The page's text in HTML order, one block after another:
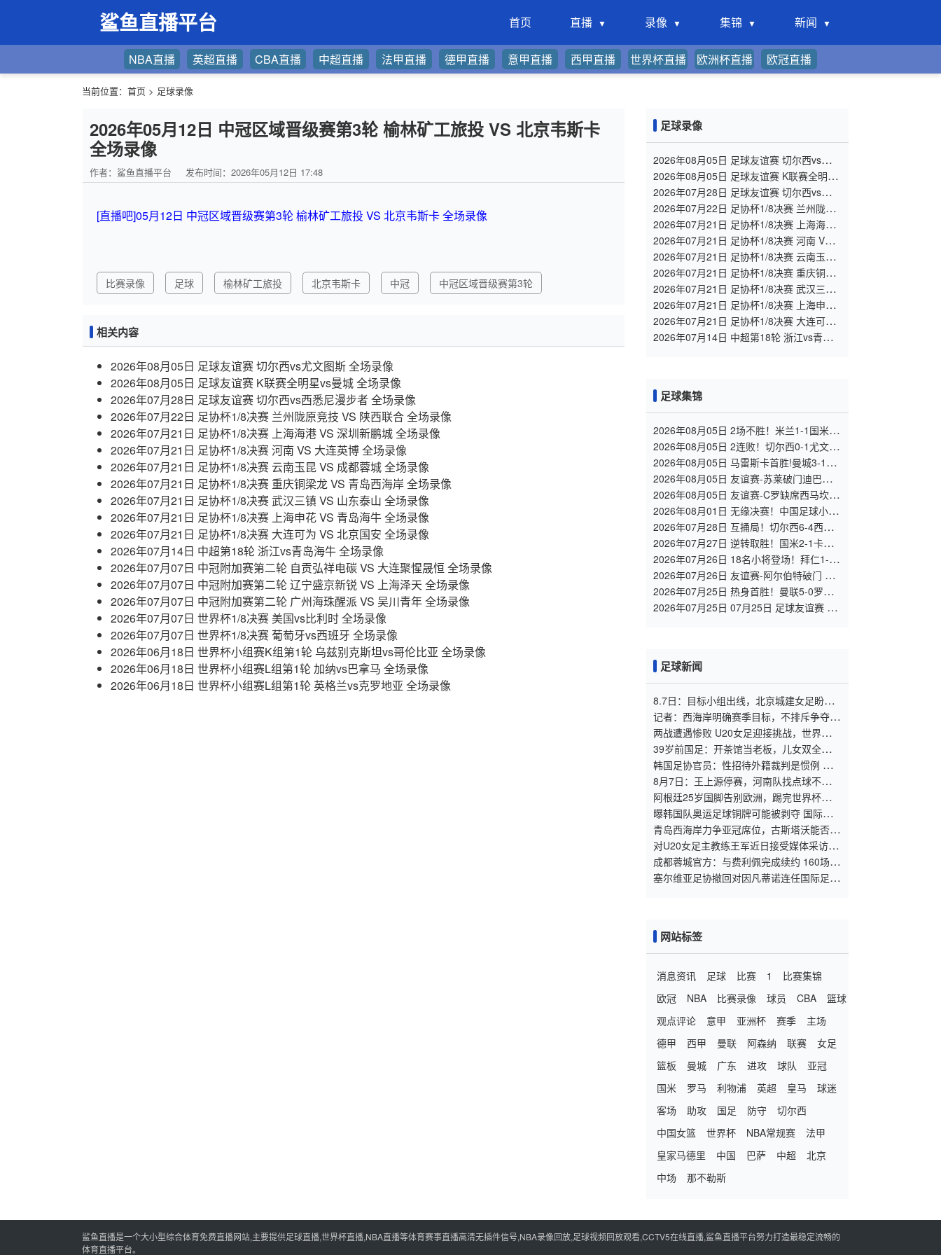
鲨鱼直播平台 首页 直播 录像 集锦 新闻
NBA直播 英超直播 CBA直播 中超直播 法甲直播 德甲直播 意甲直播 西甲直播 世界杯直播 欧洲杯直播 欧冠直播
当前位置： 首页 > 足球录像
2026年05月12日 中冠区域晋级赛第3轮 榆林矿工旅投 VS 北京韦斯卡
全场录像
作者：鲨鱼直播平台 发布时间：2026年05月12日 17:48
[直播吧]05月12日 中冠区域晋级赛第3轮 榆林矿工旅投 VS 北京韦斯卡 全场录像
比赛录像 足球 榆林矿工旅投 北京韦斯卡 中冠 中冠区域晋级赛第3轮
相关内容
2026年08月05日 足球友谊赛 切尔西vs尤文图斯 全场录像
2026年08月05日 足球友谊赛 K联赛全明星vs曼城 全场录像
2026年07月28日 足球友谊赛 切尔西vs西悉尼漫步者 全场录像
2026年07月22日 足协杯1/8决赛 兰州陇原竞技 VS 陕西联合 全场录像
2026年07月21日 足协杯1/8决赛 上海海港 VS 深圳新鹏城 全场录像
2026年07月21日 足协杯1/8决赛 河南 VS 大连英博 全场录像
2026年07月21日 足协杯1/8决赛 云南玉昆 VS 成都蓉城 全场录像
2026年07月21日 足协杯1/8决赛 重庆铜梁龙 VS 青岛西海岸 全场录像
2026年07月21日 足协杯1/8决赛 武汉三镇 VS 山东泰山 全场录像
2026年07月21日 足协杯1/8决赛 上海申花 VS 青岛海牛 全场录像
2026年07月21日 足协杯1/8决赛 大连可为 VS 北京国安 全场录像
2026年07月14日 中超第18轮 浙江vs青岛海牛 全场录像
2026年07月07日 中冠附加赛第二轮 自贡弘祥电碳 VS 大连聚惺晟恒 全场录像
2026年07月07日 中冠附加赛第二轮 辽宁盛京新锐 VS 上海泽天 全场录像
2026年07月07日 中冠附加赛第二轮 广州海珠醒派 VS 吴川青年 全场录像
2026年07月07日 世界杯1/8决赛 美国vs比利时 全场录像
2026年07月07日 世界杯1/8决赛 葡萄牙vs西班牙 全场录像
2026年06月18日 世界杯小组赛K组第1轮 乌兹别克斯坦vs哥伦比亚 全场录像
2026年06月18日 世界杯小组赛L组第1轮 加纳vs巴拿马 全场录像
2026年06月18日 世界杯小组赛L组第1轮 英格兰vs克罗地亚 全场录像
足球录像
2026年08月05日 足球友谊赛 切尔西vs尤文
图斯 全场录像
2026年08月05日 足球友谊赛 K联赛全明星
vs曼城 全场录像
2026年07月28日 足球友谊赛 切尔西vs西悉
尼漫步者 全场录像
2026年07月22日 足协杯1/8决赛 兰州陇原
竞技 VS 陕西联合 全场录像
2026年07月21日 足协杯1/8决赛 上海海港
VS 深圳新鹏城 全场录像
2026年07月21日 足协杯1/8决赛 河南 VS
大连英博 全场录像
2026年07月21日 足协杯1/8决赛 云南玉昆
VS 成都蓉城 全场录像
2026年07月21日 足协杯1/8决赛 重庆铜梁
龙 VS 青岛西海岸 全场录像
2026年07月21日 足协杯1/8决赛 武汉三镇
VS 山东泰山 全场录像
2026年07月21日 足协杯1/8决赛 上海申花
VS 青岛海牛 全场录像
2026年07月21日 足协杯1/8决赛 大连可为
VS 北京国安 全场录像
2026年07月14日 中超第18轮 浙江vs青岛
足球集锦
2026年08月05日 2场不胜！米兰1-1国米 迪
马尔科破门 恩昆库造点+点射拉莫斯登场
2026年08月05日 2连败！切尔西0-1尤文 热
格罗瓦世界波制胜穆德里克时隔614天复出
2026年08月05日 马雷斯卡首胜!曼城3-1K
联赛全明星 赖因德斯努里破门塞梅尼奥助
2026年08月05日 友谊赛-苏莱破门迪巴拉助
攻 罗马4-1纽波特郡
2026年08月05日 友谊赛-C罗缺席西马坎送
点 胜利0-2不敌阿尔梅里亚
2026年08月01日 无缘决赛！中国足球小将
红队0-2亚洲明星联，后者决赛战杭州足管
2026年07月28日 互捅局！切尔西6-4西悉
尼漫步者 佩德罗替补3射1传阿隆索开门红
2026年07月27日 逆转取胜！国米2-1卡尔
斯鲁厄 迪乌夫绝杀+双响+世界波破门
2026年07月26日 18名小将登场！拜仁1-2
德丙球队韦恩 比朔夫点射乌尔赖希“下蛋”
2026年07月26日 友谊赛-阿尔伯特破门 多
特1-2遭杜塞尔多夫逆转
2026年07月25日 热身首胜！曼联5-0罗森
博格 齐尔克泽传射莱西德瓦尼阿玛斯破门
2026年07月25日 07月25日 足球友谊赛 罗
足球新闻
8.7日：目标小组出线，北京城建女足盼把
亚冠比赛带回北京
记者：西海岸明确赛季目标，不排斥争夺
2027
两战遭遇惨败 U20女足迎接挑战，世界杯出
线压力重重
39岁前国足：开茶馆当老板，儿女双全已财
富自由，妻子还是黄圣依朋友
韩国足协官员：性招待外籍裁判是惯例 这
样他们才能吹好哨
8月7日：王上源停赛，河南队找点球不灵
了，马拉尼昂不会射门，郑智剑指亚冠名额
阿根廷25岁国脚告别欧洲，踢完世界杯即转
会！正值巅峰回归阿超
曝韩国队奥运足球铜牌可能被剥夺 国际足
联处罚时效已过
青岛西海岸力争亚冠席位，古斯塔沃能否提
升表现？
对U20女足主教练王军近日接受媒体采访对
话的解读
成都蓉城官方：与费利佩完成续约 160场84
球队史最佳射手
塞尔维亚足协撤回对因凡蒂诺连任国际足联
网站标签
消息资讯 足球 比赛 1
比赛集锦
欧冠
NBA 比赛录像 球员 CBA
篮球
观点评论
意甲 亚洲杯 赛季
主场
德甲
西甲 曼联 阿森纳 联赛
女足
篮板
曼城 广东 进攻 球队
亚冠
国米
罗马 利物浦 英超 皇马
球迷
客场
助攻 国足 防守
切尔西
中国女篮
世界杯 NBA常规赛
法甲
皇家马德里
中国 巴萨 中超
北京
中场
那不勒斯
鲨鱼直播是一个大小型综合体育免费直播网站,主要提供足球直播,世界杯直播,NBA直播等体育赛事直播高清无插件信号,NBA录像回放,足球视频回放观看,CCTV5在线直播,鲨鱼直播平台努力打造最稳定流畅的
体育直播平台。